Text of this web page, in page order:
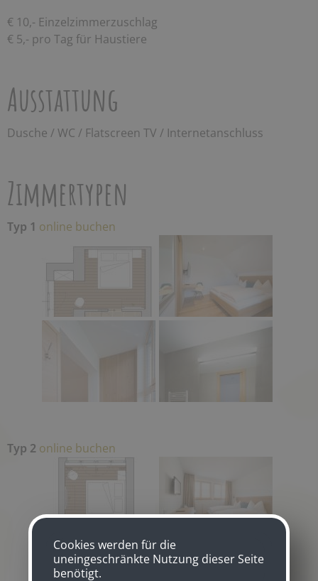
€ 10,- Einzelzimmerzuschlag
€ 5,- pro Tag für Haustiere
Ausstattung
Dusche / WC / Flatscreen TV / Internetanschluss
Zimmertypen
Typ 1 online buchen
Typ 2 online buchen
Cookies werden für die
uneingeschränkte Nutzung dieser Seite
benötigt.